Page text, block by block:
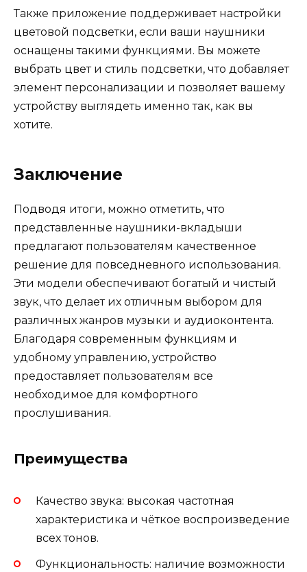
Также приложение поддерживает настройки
цветовой подсветки, если ваши наушники
оснащены такими функциями. Вы можете
выбрать цвет и стиль подсветки, что добавляет
элемент персонализации и позволяет вашему
устройству выглядеть именно так, как вы
хотите.
Заключение
Подводя итоги, можно отметить, что
представленные наушники-вкладыши
предлагают пользователям качественное
решение для повседневного использования.
Эти модели обеспечивают богатый и чистый
звук, что делает их отличным выбором для
различных жанров музыки и аудиоконтента.
Благодаря современным функциям и
удобному управлению, устройство
предоставляет пользователям все
необходимое для комфортного
прослушивания.
Преимущества
Качество звука: высокая частотная
характеристика и чёткое воспроизведение
всех тонов.
Функциональность: наличие возможности